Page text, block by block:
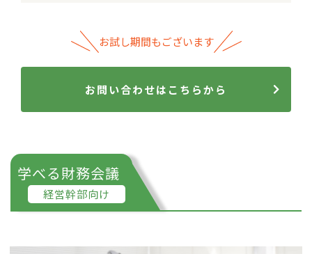
お試し期間もございます
お問い合わせはこちらから
学べる財務会議
経営幹部向け